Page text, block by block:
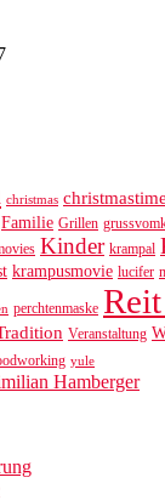
christmas christmastime
Familie Grillen
Kinder krampal
krampusmovie lucifer
perchtenmaske
Veranstaltung
yule
Hamberger